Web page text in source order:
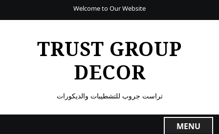
Welcome to Our Website
TRUST GROUP
DECOR
تراست جروب للتشطيبات والديكورات
MENU